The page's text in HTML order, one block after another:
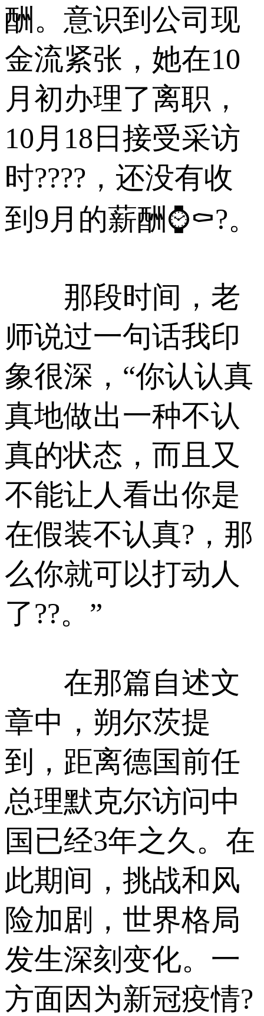
酬。意识到公司现
金流紧张，她在10
月初办理了离职，
10月18日接受采访
时????，还没有收
到9月的薪酬⌚⚰?。
那段时间，老
师说过一句话我印
象很深，“你认认真
真地做出一种不认
真的状态，而且又
不能让人看出你是
在假装不认真?，那
么你就可以打动人
了??。”
在那篇自述文
章中，朔尔茨提
到，距离德国前任
总理默克尔访问中
国已经3年之久。在
此期间，挑战和风
险加剧，世界格局
发生深刻变化。一
方面因为新冠疫情?